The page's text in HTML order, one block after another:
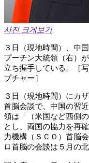
사진 크게보기
３日（現地時間）、中
プーチン大統領（右）
立ち握手している。［
プチャー］
３日（現地時間）にカ
首脳会談で、中国の習
領は「（米国など西側
とし、両国の協力を再
力機構（ＳＣＯ）首脳
ロ首脳の会談は５月の